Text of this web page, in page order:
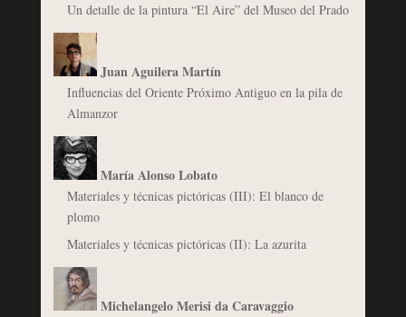
Un detalle de la pintura “El Aire” del Museo del Prado
Juan Aguilera Martín
Influencias del Oriente Próximo Antiguo en la pila de
Almanzor
María Alonso Lobato
Materiales y técnicas pictóricas (III): El blanco de
plomo
Materiales y técnicas pictóricas (II): La azurita
Michelangelo Merisi da Caravaggio